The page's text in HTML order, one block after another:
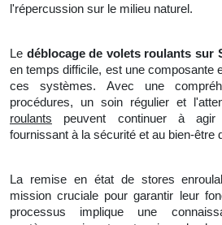
l'répercussion sur le milieu naturel.
Le déblocage de volets roulants sur
en temps difficile, est une composante
ces systèmes. Avec une
procédures, un soin régulier et
roulants peuvent continuer à agir
fournissant à la sécurité et au bien-être
La remise en état de stores
mission cruciale pour garantir leur
processus implique une